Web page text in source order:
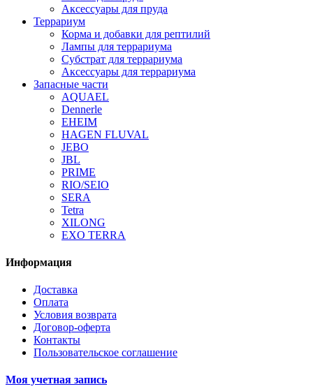
Аксессуары для пруда
Террариум
Корма и добавки для рептилий
Лампы для террариума
Субстрат для террариума
Аксессуары для террариума
Запасные части
AQUAEL
Dennerle
EHEIM
HAGEN FLUVAL
JEBO
JBL
PRIME
RIO/SEIO
SERA
Tetra
XILONG
EXO TERRA
Информация
Доставка
Оплата
Условия возврата
Договор-оферта
Контакты
Пользовательское соглашение
Моя учетная запись